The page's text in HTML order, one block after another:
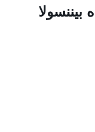
بيننسولا